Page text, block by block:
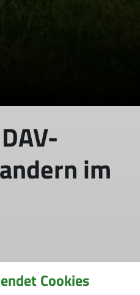
im
Cookies